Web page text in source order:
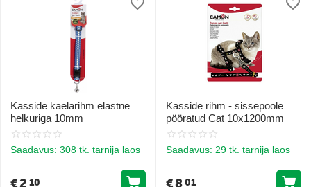
Kasside kaelarihm elastne
helkuriga 10mm
Saadavus: 308 tk. tarnija laos
€2 10
Kasside rihm - sissepoole
pööratud Cat 10x1200mm
Saadavus: 29 tk. tarnija laos
€801